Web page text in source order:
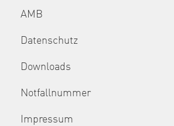
AMB
Datenschutz
Downloads
Notfallnummer
Impressum